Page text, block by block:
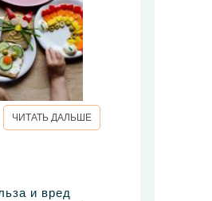
ЧИТАТЬ ДАЛЬШЕ
и вред